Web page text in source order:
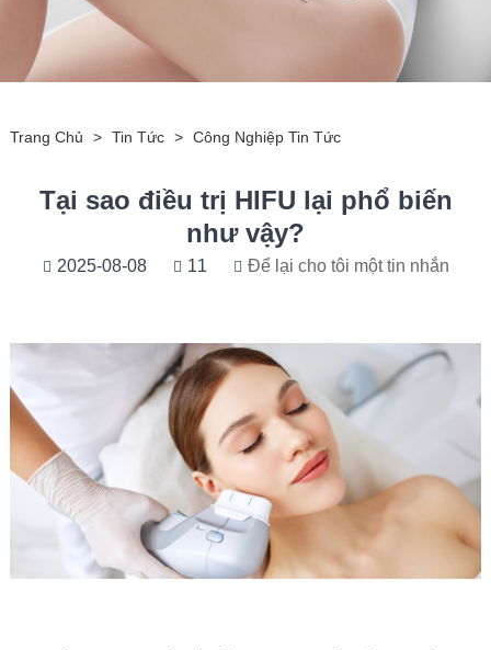
Trang Chủ > Tin Tức > Công Nghiệp Tin Tức
Tại sao điều trị HIFU lại phổ biến
như vậy?
2025-08-08 11 Để lại cho tôi một tin nhắn